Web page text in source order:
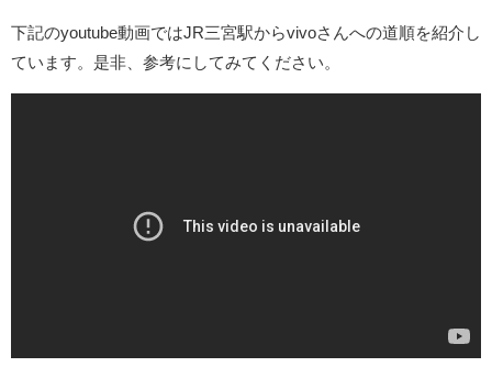
下記のyoutube動画ではJR三宮駅からvivoさんへの道順を紹介し
ています。是非、参考にしてみてください。